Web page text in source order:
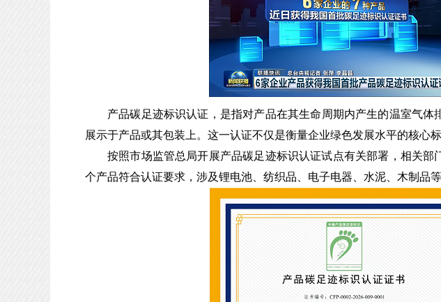
产品碳足迹标识认证，是指对产品在其生命周期内产生的温室气
展示于产品或其包装上。这一认证不仅是衡量企业绿色发展水平的核心
按照市场监管总局开展产品碳足迹标识认证试点有关部署，相关
个产品符合认证要求，涉及锂电池、纺织品、电子电器、水泥、木制品等